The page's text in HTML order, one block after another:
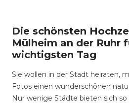
Die schönsten
Mülheim an der Ruhr
wichtigsten Tag
Sie wollen in der Stadt heiraten,
Fotos einen wunderschönen
Nur wenige Städte bieten sich